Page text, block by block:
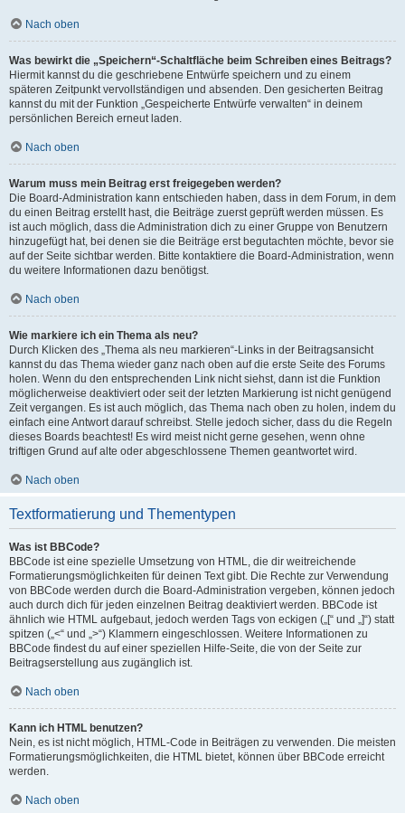
Nach oben
Was bewirkt die „Speichern“-Schaltfläche beim Schreiben eines Beitrags?
Hiermit kannst du die geschriebene Entwürfe speichern und zu einem
späteren Zeitpunkt vervollständigen und absenden. Den gesicherten Beitrag
kannst du mit der Funktion „Gespeicherte Entwürfe verwalten“ in deinem
persönlichen Bereich erneut laden.
Nach oben
Warum muss mein Beitrag erst freigegeben werden?
Die Board-Administration kann entschieden haben, dass in dem Forum, in dem
du einen Beitrag erstellt hast, die Beiträge zuerst geprüft werden müssen. Es
ist auch möglich, dass die Administration dich zu einer Gruppe von Benutzern
hinzugefügt hat, bei denen sie die Beiträge erst begutachten möchte, bevor sie
auf der Seite sichtbar werden. Bitte kontaktiere die Board-Administration, wenn
du weitere Informationen dazu benötigst.
Nach oben
Wie markiere ich ein Thema als neu?
Durch Klicken des „Thema als neu markieren“-Links in der Beitragsansicht
kannst du das Thema wieder ganz nach oben auf die erste Seite des Forums
holen. Wenn du den entsprechenden Link nicht siehst, dann ist die Funktion
möglicherweise deaktiviert oder seit der letzten Markierung ist nicht genügend
Zeit vergangen. Es ist auch möglich, das Thema nach oben zu holen, indem du
einfach eine Antwort darauf schreibst. Stelle jedoch sicher, dass du die Regeln
dieses Boards beachtest! Es wird meist nicht gerne gesehen, wenn ohne
triftigen Grund auf alte oder abgeschlossene Themen geantwortet wird.
Nach oben
Textformatierung und Thementypen
Was ist BBCode?
BBCode ist eine spezielle Umsetzung von HTML, die dir weitreichende
Formatierungsmöglichkeiten für deinen Text gibt. Die Rechte zur Verwendung
von BBCode werden durch die Board-Administration vergeben, können jedoch
auch durch dich für jeden einzelnen Beitrag deaktiviert werden. BBCode ist
ähnlich wie HTML aufgebaut, jedoch werden Tags von eckigen („[“ und „]“) statt
spitzen („<“ und „>“) Klammern eingeschlossen. Weitere Informationen zu
BBCode findest du auf einer speziellen Hilfe-Seite, die von der Seite zur
Beitragserstellung aus zugänglich ist.
Nach oben
Kann ich HTML benutzen?
Nein, es ist nicht möglich, HTML-Code in Beiträgen zu verwenden. Die meisten
Formatierungsmöglichkeiten, die HTML bietet, können über BBCode erreicht
werden.
Nach oben